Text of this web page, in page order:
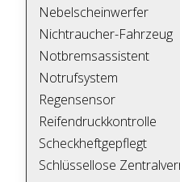
Nebelscheinwerfer
Nichtraucher-Fahrzeug
Notbremsassistent
Notrufsystem
Regensensor
Reifendruckkontrolle
Scheckheftgepflegt
Schlüssellose